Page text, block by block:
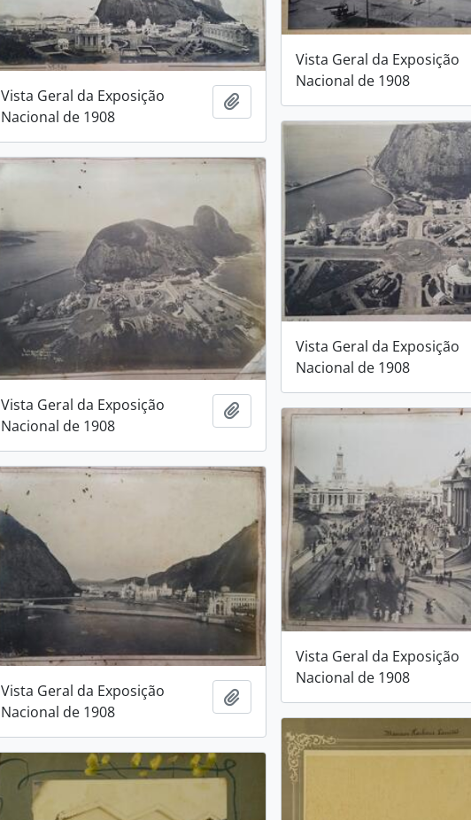
Vista Geral da Exposição
Nacional de 1908
Vista Geral da Exposição
Nacional de 1908
Adicionar a área de transferência
Vista Geral da Exposição
Nacional de 1908
Vista Geral da Exposição
Nacional de 1908
Adicionar a área de transferência
Vista Geral da Exposição
Nacional de 1908
Vista Geral da Exposição
Nacional de 1908
Adicionar a área de transferência